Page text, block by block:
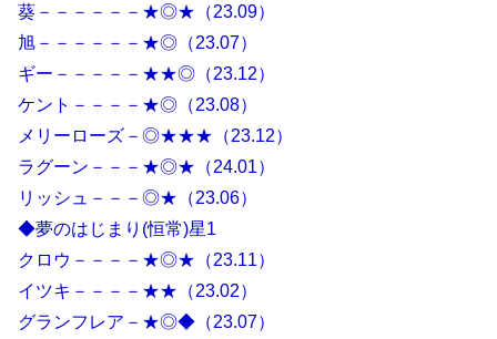
葵－－－－－－★◎★（23.09）
旭－－－－－－★◎（23.07）
ギー－－－－－★★◎（23.12）
ケント－－－－★◎（23.08）
メリーローズ－◎★★★（23.12）
ラグーン－－－★◎★（24.01）
リッシュ－－－◎★（23.06）
◆夢のはじまり(恒常)星1
クロウ－－－－★◎★（23.11）
イツキ－－－－★★（23.02）
グランフレア－★◎◆（23.07）